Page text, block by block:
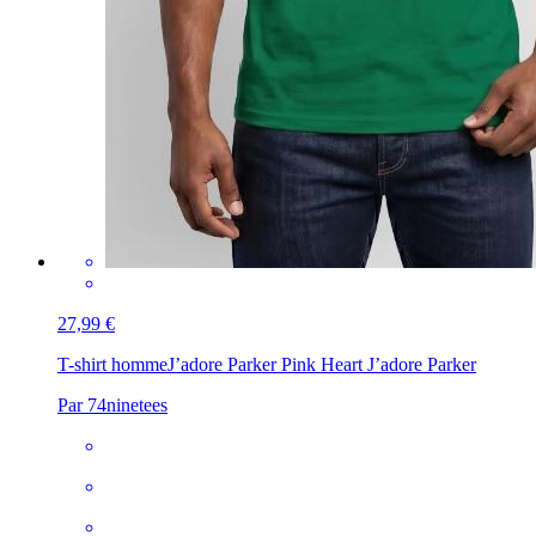
27,99 €
T-shirt hommeJ’adore Parker Pink Heart J’adore Parker
Par 74ninetees